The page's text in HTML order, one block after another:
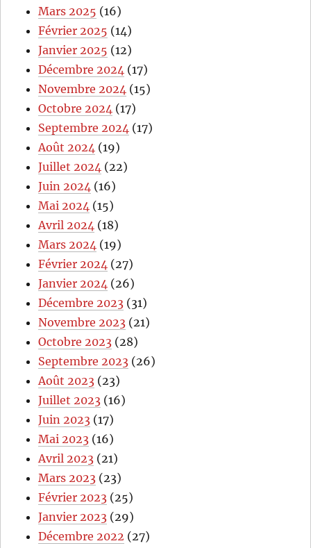
Mars 2025 (16)
Février 2025 (14)
Janvier 2025 (12)
Décembre 2024 (17)
Novembre 2024 (15)
Octobre 2024 (17)
Septembre 2024 (17)
Août 2024 (19)
Juillet 2024 (22)
Juin 2024 (16)
Mai 2024 (15)
Avril 2024 (18)
Mars 2024 (19)
Février 2024 (27)
Janvier 2024 (26)
Décembre 2023 (31)
Novembre 2023 (21)
Octobre 2023 (28)
Septembre 2023 (26)
Août 2023 (23)
Juillet 2023 (16)
Juin 2023 (17)
Mai 2023 (16)
Avril 2023 (21)
Mars 2023 (23)
Février 2023 (25)
Janvier 2023 (29)
Décembre 2022 (27)